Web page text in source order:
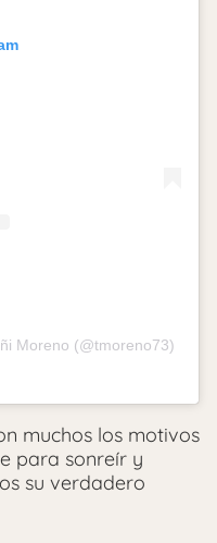
Moreno (@tmoreno73)
muchos los motivos
para sonreír y
su verdadero